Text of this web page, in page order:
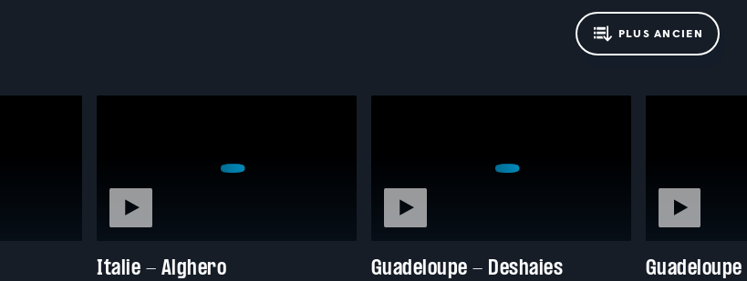
PLUS ANCIEN
Italie - Alghero Guadeloupe - Deshaies